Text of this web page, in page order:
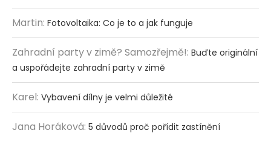
Martin: Fotovoltaika: Co je to a jak funguje
Zahradní party v zimě? Samozřejmě!: Buďte originální
a uspořádejte zahradní party v zimě
Karel: Vybavení dílny je velmi důležité
Jana Horáková: 5 důvodů proč pořídit zastínění